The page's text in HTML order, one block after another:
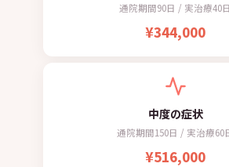
通院期間90日 / 実治療40日
¥344,000
中度の症状
通院期間150日 / 実治療60
¥516,000